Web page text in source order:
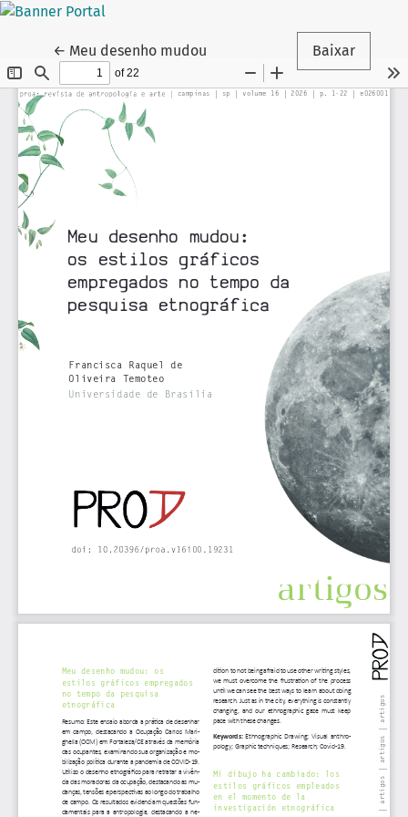
← Voltar aos Detalhes do Artigo
Meu desenho mudou Baixar